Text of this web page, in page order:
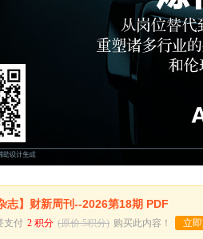
杂志】财新周刊--2026第18期 PDF
支付 2 积分 (原价:5积分) 购买此内容！ 立